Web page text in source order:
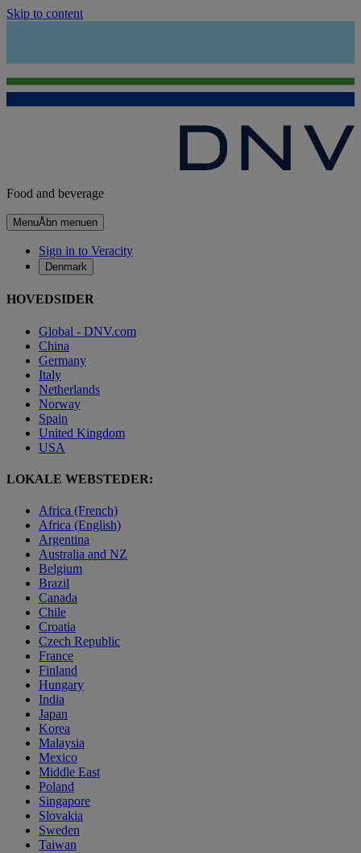
Skip to content
Food and beverage
MenuÅbn menuen
Sign in to Veracity
Denmark
HOVEDSIDER
Global - DNV.com
China
Germany
Italy
Netherlands
Norway
Spain
United Kingdom
USA
LOKALE WEBSTEDER:
Africa (French)
Africa (English)
Argentina
Australia and NZ
Belgium
Brazil
Canada
Chile
Croatia
Czech Republic
France
Finland
Hungary
India
Japan
Korea
Malaysia
Mexico
Middle East
Poland
Singapore
Slovakia
Sweden
Taiwan